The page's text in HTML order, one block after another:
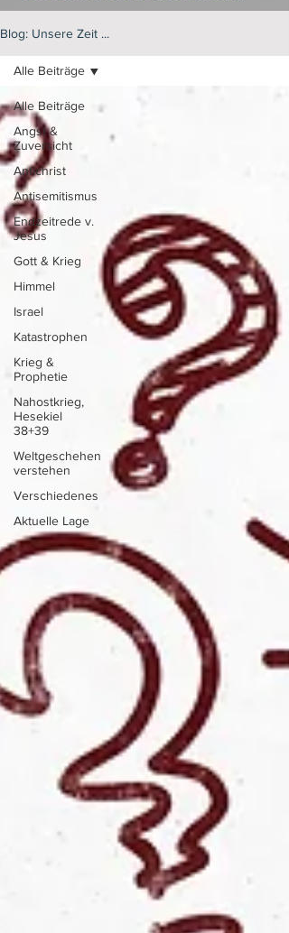
Blog: Unsere Zeit ...
Alle Beiträge
Angst &
Zuversicht
Antichrist
Antisemitismus
Endzeitrede v.
Jesus
Gott & Krieg
Himmel
Israel
Katastrophen
Krieg &
Prophetie
Nahostkrieg,
Hesekiel
38+39
Weltgeschehen
verstehen
Verschiedenes
Aktuelle Lage
Alle Beiträge